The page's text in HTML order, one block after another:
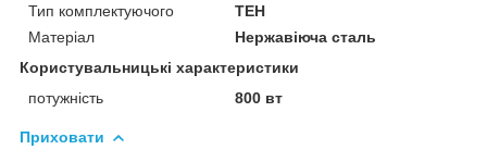
Тип комплектуючого
ТЕН
Матеріал
Нержавіюча сталь
Користувальницькі характеристики
потужність
800 вт
Приховати